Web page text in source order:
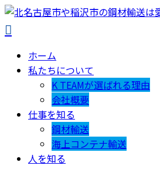
ホーム
私たちについて
K TEAMが選ばれる理由
会社概要
仕事を知る
鋼材輸送
海上コンテナ輸送
人を知る